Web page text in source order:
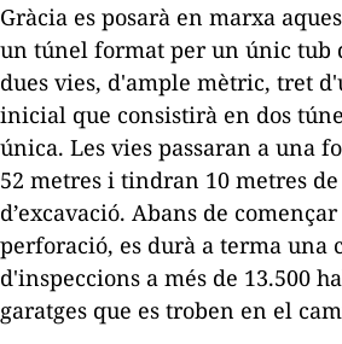
Gràcia es posarà en marxa
un túnel format per un únic tub
dues vies, d'ample mètric, tret
inicial que consistirà en dos
única. Les vies passaran a una
52 metres i tindran 10 metres
d’excavació. Abans de
perforació, es durà a terma una
d'inspeccions a més de 13.500
garatges que es troben en el